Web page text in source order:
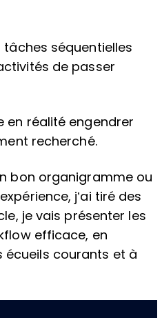
séquentielles
de passer
en réalité engendrer
recherché.
bon organigramme ou
j’ai tiré des
je vais présenter les
efficace, en
courants et à